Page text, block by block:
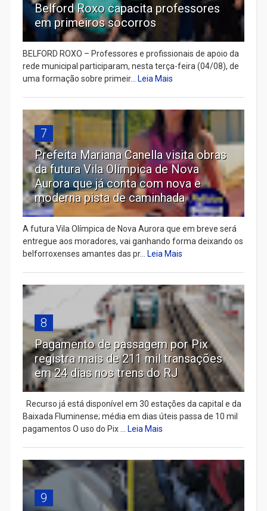
Belford Roxo capacita professores
em primeiros socorros
BELFORD ROXO – Professores e profissionais de apoio da
rede municipal participaram, nesta terça-feira (04/08), de
uma formação sobre primeir...
Leia Mais
7
Prefeita Mariana Canella visita obras
da futura Vila Olímpica de Nova
Aurora que já conta com nova e
moderna pista de caminhada
A futura Vila Olímpica de Nova Aurora que em breve será
entregue aos moradores, vai ganhando forma deixando os
belforroxenses amantes das pr...
Leia Mais
8
Pagamento de passagem por Pix
registra mais de 211 mil transações
em 24 dias nos trens do RJ
Recurso já está disponível em 30 estações da capital e da
Baixada Fluminense; média em dias úteis passa de 10 mil
pagamentos O uso do Pix ...
Leia Mais
9